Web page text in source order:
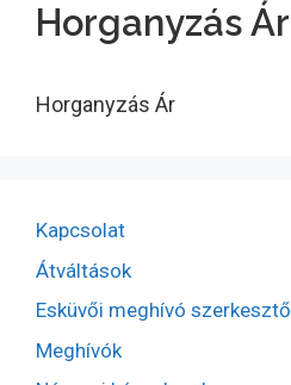
Horganyzás Ár
Horganyzás Ár
Kapcsolat
Átváltások
Esküvői meghívó szerkesztő
Meghívók